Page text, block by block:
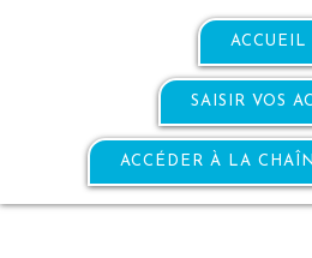
ACCUEIL
SAISIR VOS
ACCÉDER À LA